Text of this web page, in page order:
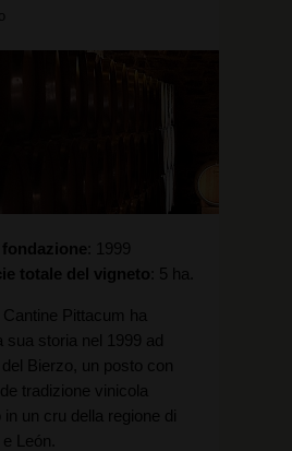
1999
totale del vigneto 5 ha.
Cantine Pittacum ha
sua storia nel 1999 ad
Bierzo, un posto con
tradizione vinicola
un cru della regione di
León.